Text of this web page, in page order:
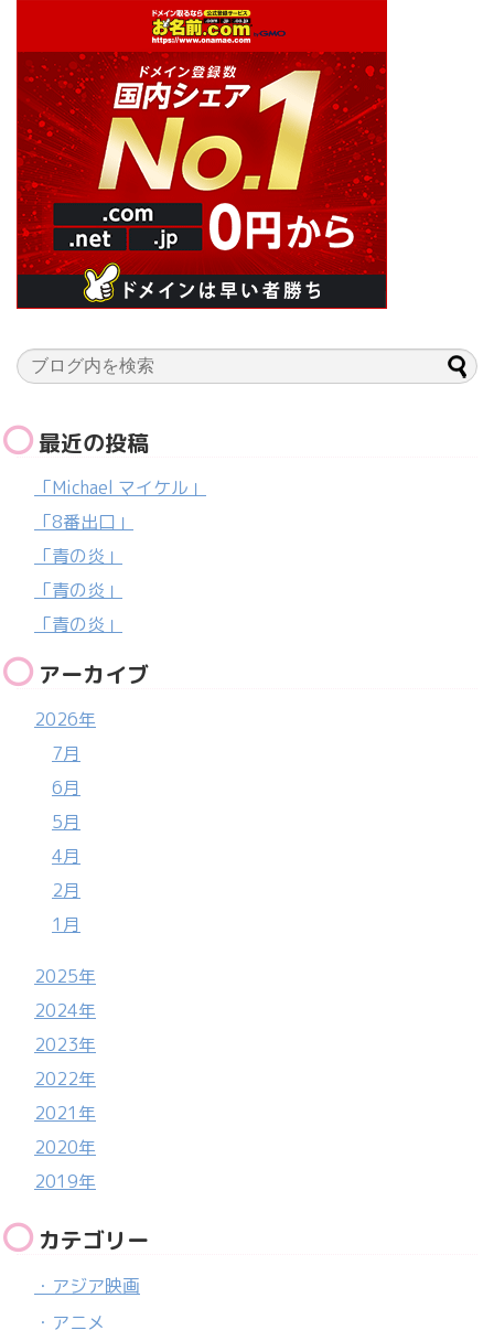
最近の投稿
「Michael マイケル」
「8番出口」
「青の炎」
「青の炎」
「青の炎」
アーカイブ
2026年
7月
6月
5月
4月
2月
1月
2025年
2024年
2023年
2022年
2021年
2020年
2019年
カテゴリー
・アジア映画
・アニメ